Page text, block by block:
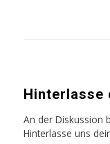
Hinterlasse
An der Diskussion
Hinterlasse uns